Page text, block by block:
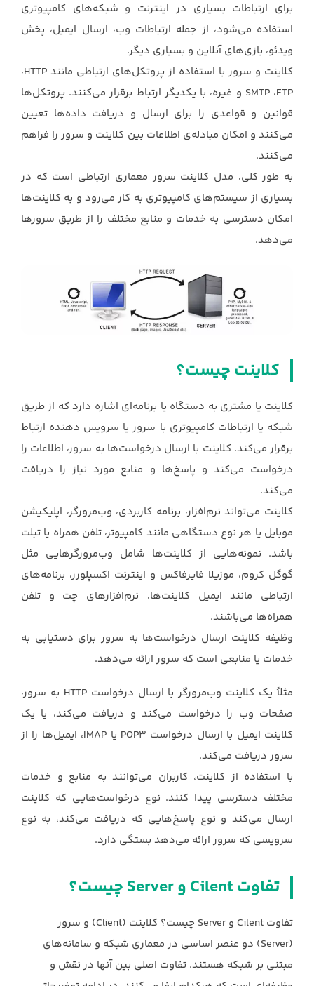
برای ارتباطات بسیاری در اینترنت و شبکه‌های کامپیوتری
استفاده می‌شود، از جمله ارتباطات وب، ‏ارسال ایمیل، پخش
ویدئو، بازی‌های آنلاین و بسیاری دیگر.‏‎ ‎
کلاینت و سرور با استفاده از پروتکل‌های ارتباطی مانند ‏HTTP،
‏FTP، ‏SMTP‏ و غیره، با یکدیگر ارتباط ‏برقرار می‌کنند. پروتکل‌ها
قوانین و قواعدی را برای ارسال و دریافت داده‌ها تعیین
می‌کنند و امکان ‏مبادله‌ی اطلاعات بین کلاینت و سرور را فراهم
می‌کنند.‏
به طور کلی، مدل کلاینت‎ ‎سرور معماری ارتباطی است که در
بسیاری از سیستم‌های کامپیوتری به کار ‏می‌رود و به کلاینت‌ها
امکان دسترسی به خدمات و منابع مختلف را از طریق سرورها
می‌دهد.‏
کلاینت چیست؟
کلاینت یا مشتری به دستگاه یا برنامه‌ای اشاره دارد که از طریق
شبکه یا ارتباطات کامپیوتری با سرور یا ‏سرویس دهنده ارتباط
برقرار می‌کند. کلاینت با ارسال درخواست‌ها به سرور، اطلاعات را
درخواست ‏می‌کند و پاسخ‌ها و منابع مورد نیاز را دریافت
می‌کند.‏
کلاینت می‌تواند نرم‌افزار، برنامه کاربردی، وب‌مرورگر، اپلیکیشن
موبایل یا هر نوع دستگاهی مانند کامپیوتر، ‏تلفن همراه یا تبلت
باشد. نمونه‌هایی از کلاینت‌ها شامل وب‌مرورگرهایی مثل
گوگل کروم، موزیلا ‏فایرفاکس و اینترنت اکسپلورر، برنامه‌های
ارتباطی مانند ایمیل کلاینت‌ها، نرم‌افزارهای چت و تلفن
‏همراه‌ها می‌باشند.‏
وظیفه کلاینت ارسال درخواست‌ها به سرور برای دستیابی به
خدمات یا منابعی است که سرور ارائه ‏می‌دهد.
مثلاً یک کلاینت وب‌مرورگر با ارسال درخواست ‏HTTP‏ به سرور،
صفحات وب را درخواست ‏می‌کند و دریافت می‌کند، یا یک
کلاینت ایمیل با ارسال درخواست ‏POP3‎‏ یا ‏IMAP، ایمیل‌ها را از
سرور ‏دریافت می‌کند.‏
با استفاده از کلاینت، کاربران می‌توانند به منابع و خدمات
مختلف دسترسی پیدا کنند. نوع ‏درخواست‌هایی که کلاینت
ارسال می‌کند و نوع پاسخ‌هایی که دریافت می‌کند، به نوع
سرویسی که سرور ‏ارائه می‌دهد بستگی دارد.‏
تفاوت ‏Cilent‏ و ‏Server‏ چیست؟
تفاوت ‏Cilent‏ و ‏Server‏ چیست؟ کلاینت (‏Client‏) و سرور
(‏Server‏) دو عنصر اساسی در معماری شبکه و سامانه‌های
مبتنی بر شبکه ‏هستند. تفاوت اصلی بین آنها در نقش و